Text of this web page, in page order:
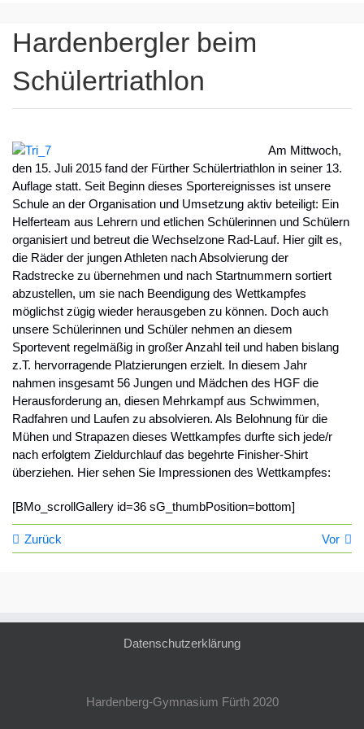
Hardenbergler beim
Schülertriathlon
Am Mittwoch,
den 15. Juli 2015 fand der Fürther Schülertriathlon in seiner 13.
Auflage statt. Seit Beginn dieses Sportereignisses ist unsere
Schule an der Organisation und Umsetzung aktiv beteiligt: Ein
Helferteam aus Lehrern und etlichen Schülerinnen und Schülern
organisiert und betreut die Wechselzone Rad-Lauf. Hier gilt es,
die Räder der jungen Athleten nach Absolvierung der
Radstrecke zu übernehmen und nach Startnummern sortiert
abzustellen, um sie nach Beendigung des Wettkampfes
möglichst zügig wieder herausgeben zu können. Doch auch
unsere Schülerinnen und Schüler nehmen an diesem
Sportevent regelmäßig in großer Anzahl teil und haben bislang
z.T. hervorragende Platzierungen erzielt. In diesem Jahr
nahmen insgesamt 56 Jungen und Mädchen des HGF die
Herausforderung an, diesen Mehrkampf aus Schwimmen,
Radfahren und Laufen zu absolvieren. Als Belohnung für die
Mühen und Strapazen dieses Wettkampfes durfte sich jede/r
nach erfolgtem Zieldurchlauf das begehrte Finisher-Shirt
überziehen. Hier sehen Sie Impressionen des Wettkampfes:
[BMo_scrollGallery id=36 sG_thumbPosition=bottom]
Zurück Vor
Datenschutzerklärung
Hardenberg-Gymnasium Fürth 2020